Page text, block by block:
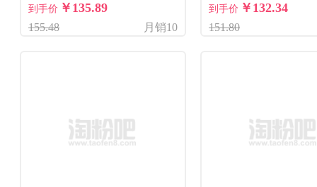
到手价 ￥135.89
155.48 月销10
到手价 ￥132.34
151.80